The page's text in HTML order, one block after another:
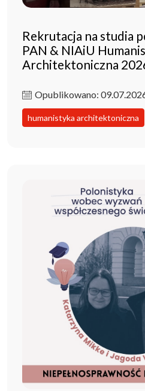
Rekrutacja na studia
PAN & NIAiU
Architektoniczna
Opublikowano:
humanistyka architektoniczna